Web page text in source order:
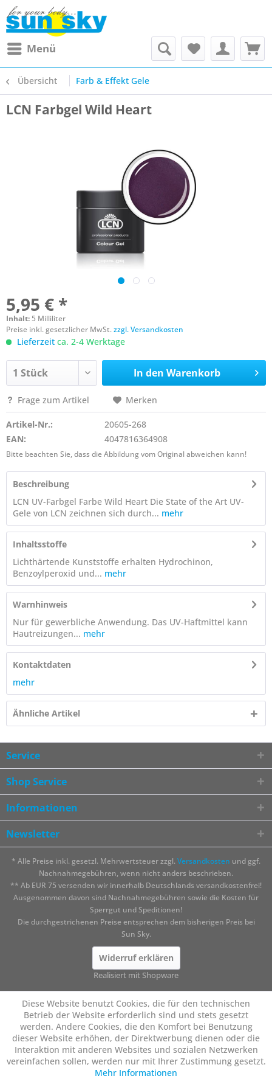
Menü
Übersicht Farb & Effekt Gele
LCN Farbgel Wild Heart
5,95 € *
Inhalt: 5 Milliliter
Preise inkl. gesetzlicher MwSt.zzgl. Versandkosten
Lieferzeit ca. 2-4 Werktage
In den Warenkorb
Frage zum Artikel Merken
Artikel-Nr.:
20605-268
EAN:
4047816364908
Bitte beachten Sie, dass die Abbildung vom Original abweichen kann!
Beschreibung
LCN UV-Farbgel Farbe Wild Heart Die State of the Art UV-
Gele von LCN zeichnen sich durch... mehr
Inhaltsstoffe
Lichthärtende Kunststoffe erhalten Hydrochinon,
Benzoylperoxid und... mehr
Warnhinweis
Nur für gewerbliche Anwendung. Das UV-Haftmittel kann
Hautreizungen... mehr
Kontaktdaten
mehr
Ähnliche Artikel
Service
Shop Service
Informationen
Newsletter
* Alle Preise inkl. gesetzl. Mehrwertsteuer zzgl. Versandkosten und ggf.
Nachnahmegebühren, wenn nicht anders beschrieben.
** Ab EUR 75 versenden wir innerhalb Deutschlands versandkostenfrei!
Ausgenommen davon sind Nachnahmegebühren sowie die Kosten für
Sperrgut und Speditionen!
Die durchgestrichenen Preise entsprechen dem bisherigen Preis bei
Sun Sky.
Widerruf erklären
Realisiert mit Shopware
Diese Website benutzt Cookies, die für den technischen
Betrieb der Website erforderlich sind und stets gesetzt
werden. Andere Cookies, die den Komfort bei Benutzung
dieser Website erhöhen, der Direktwerbung dienen oder die
Interaktion mit anderen Websites und sozialen Netzwerken
vereinfachen sollen, werden nur mit Ihrer Zustimmung gesetzt.
Mehr Informationen